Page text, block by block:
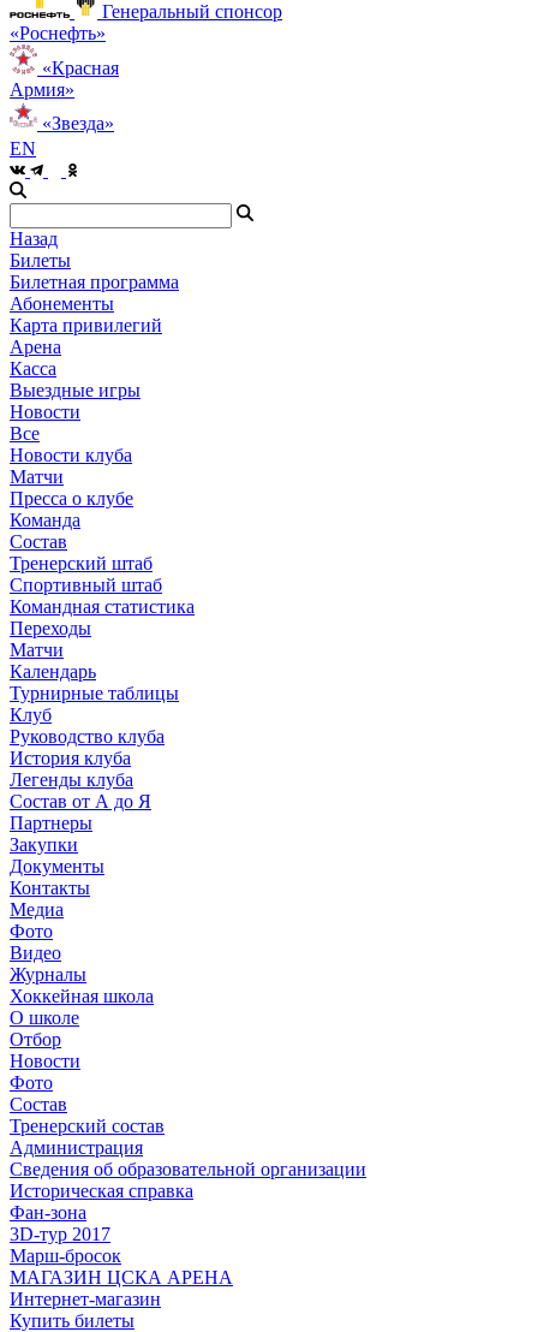
Генеральный спонсор
«Роснефть»
«Красная
Армия»
«Звезда»
EN
Назад
Билеты
Билетная программа
Абонементы
Карта привилегий
Арена
Касса
Выездные игры
Новости
Все
Новости клуба
Матчи
Пресса о клубе
Команда
Состав
Тренерский штаб
Спортивный штаб
Командная статистика
Переходы
Матчи
Календарь
Турнирные таблицы
Клуб
Руководство клуба
История клуба
Легенды клуба
Состав от А до Я
Партнеры
Закупки
Документы
Контакты
Медиа
Фото
Видео
Журналы
Хоккейная школа
О школе
Отбор
Новости
Фото
Состав
Тренерский состав
Администрация
Сведения об образовательной организации
Историческая справка
Фан-зона
3D-тур 2017
Марш-бросок
МАГАЗИН ЦСКА АРЕНА
Интернет-магазин
Купить билеты